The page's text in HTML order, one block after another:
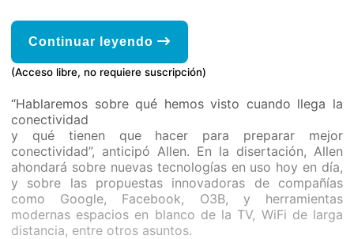
Continuar leyendo
(Acceso libre, no requiere suscripción)
“Hablaremos sobre qué hemos visto cuando llega la
conectividad
y qué tienen que hacer para preparar mejor
conectividad”, anticipó Allen. En la disertación, Allen
ahondará sobre nuevas tecnologías en uso hoy en día,
y sobre las propuestas innovadoras de compañías
como Google, Facebook, O3B, y herramientas
modernas espacios en blanco de la TV, WiFi de larga
distancia, entre otros asuntos.